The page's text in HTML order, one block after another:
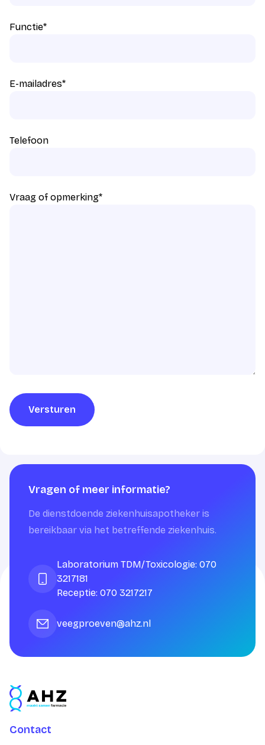
Functie*
E-mailadres*
Telefoon
Vraag of opmerking*
Versturen
Vragen of meer informatie?
De dienstdoende ziekenhuisapotheker is
bereikbaar via het betreffende ziekenhuis.
Laboratorium TDM/Toxicologie: 070
3217181
Receptie: 070 3217217
veegproeven@ahz.nl
Contact